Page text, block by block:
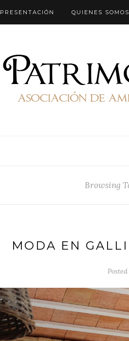
PRESENTACIÓN QUIENES SOMOS
Browsing
MODA EN